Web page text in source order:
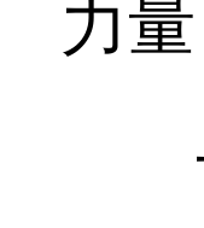
力
下